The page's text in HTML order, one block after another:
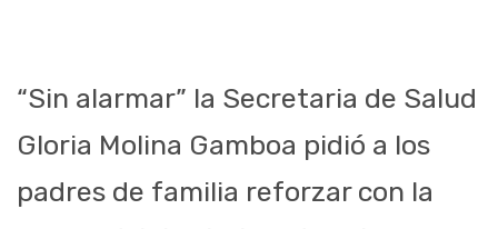
“Sin alarmar” la Secretaria de Salud
Gloria Molina Gamboa pidió a los
padres de familia reforzar con la